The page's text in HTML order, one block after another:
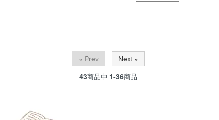
« Prev
Next »
43商品中 1-36商品